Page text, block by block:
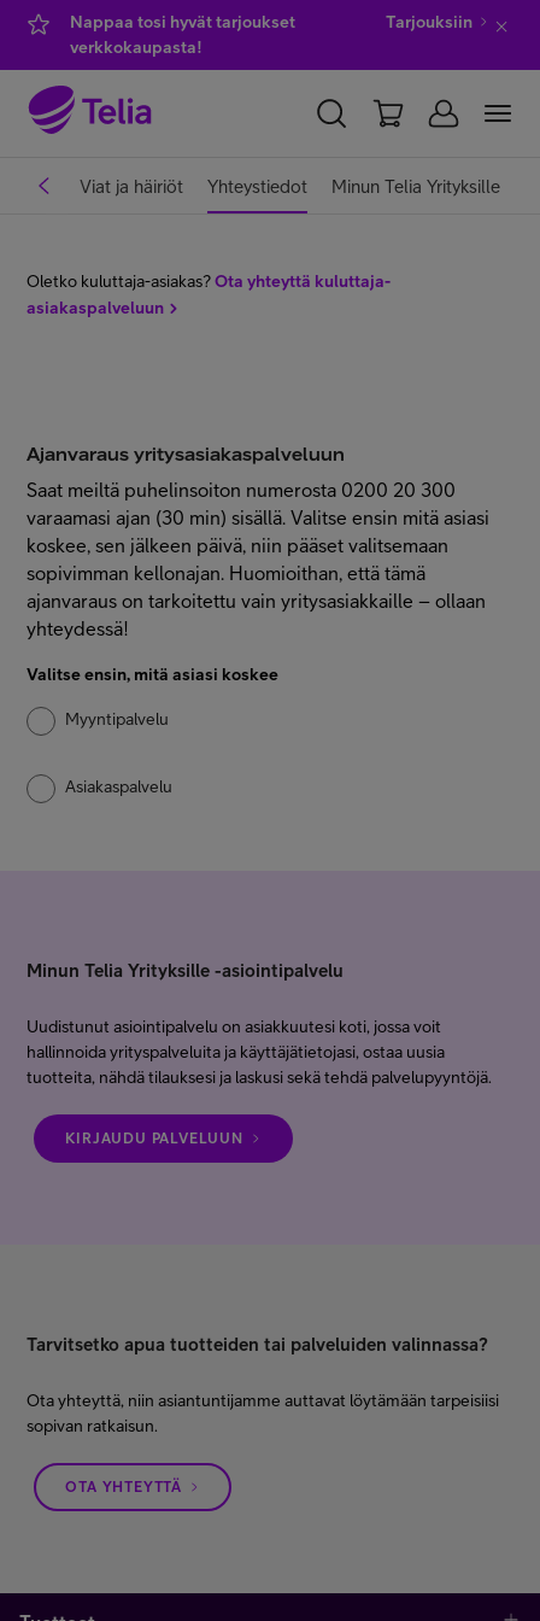
Nappaa tosi hyvät tarjoukset
verkkokaupasta!
Tarjouksiin
YKSITYISILLE YRITYKSILLE WHOLESALE
Kauppa
Asiakastuki
Minun Telia Yrityksille
FI
Viat ja häiriöt Yhteystiedot Minun Telia Yrityksille
Oletko kuluttaja-asiakas?Ota yhteyttä kuluttaja-
asiakaspalveluun
Ajanvaraus yritysasiakaspalveluun
Saat meiltä puhelinsoiton numerosta 0200 20 300
varaamasi ajan (30 min) sisällä. Valitse ensin mitä asiasi
koskee, sen jälkeen päivä, niin pääset valitsemaan
sopivimman kellonajan. Huomioithan, että tämä
ajanvaraus on tarkoitettu vain yritysasiakkaille – ollaan
yhteydessä!
Valitse ensin, mitä asiasi koskee
Myyntipalvelu
Asiakaspalvelu
Minun Telia Yrityksille -asiointipalvelu
Uudistunut asiointipalvelu on asiakkuutesi koti, jossa voit
hallinnoida yrityspalveluita ja käyttäjätietojasi, ostaa uusia
tuotteita, nähdä tilauksesi ja laskusi sekä tehdä palvelupyyntöjä.
KIRJAUDU PALVELUUN
Tarvitsetko apua tuotteiden tai palveluiden valinnassa?
Ota yhteyttä, niin asiantuntijamme auttavat löytämään tarpeisiisi
sopivan ratkaisun.
OTA YHTEYTTÄ